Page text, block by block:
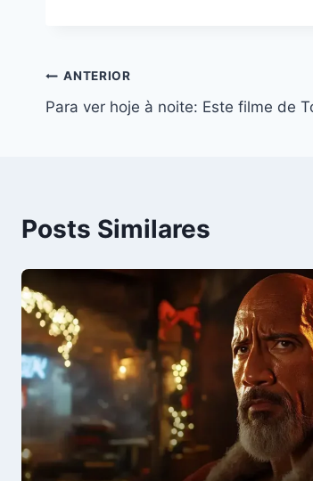
Navegação
de
ANTERIOR
Para ver hoje à noite: Este filme de
Posts Similares